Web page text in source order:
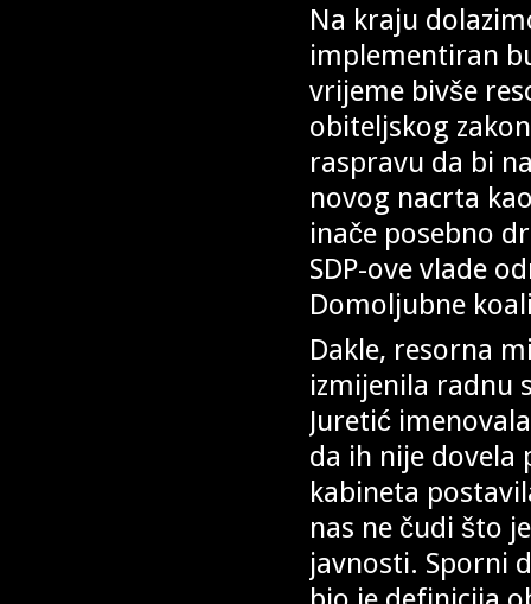
Na kraju
implementiran
vrijeme bivše
obiteljskog
raspravu da bi
novog nacrta
inače posebno
SDP-ove vlade
Domoljubne
Dakle, resorna
izmijenila radnu
Juretić
da ih nije dovela
kabineta
nas ne čudi što
javnosti. Sporni